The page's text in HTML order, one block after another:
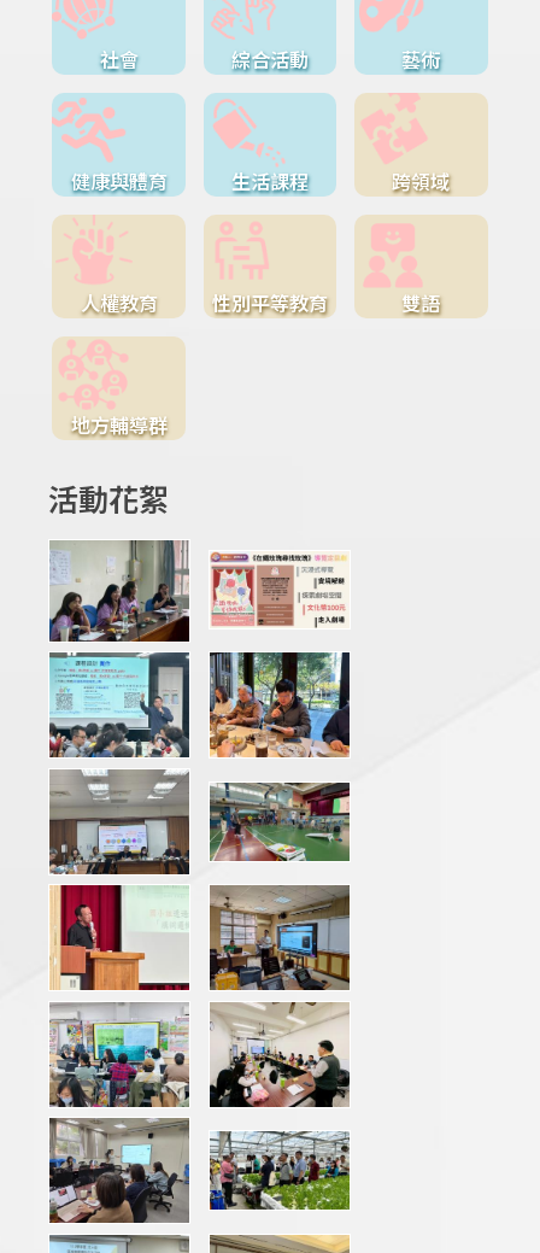
社會 綜合活動 藝術
健康與體育 生活課程 跨領域
人權教育 性別平等教育 雙語
地方輔導群
活動花絮